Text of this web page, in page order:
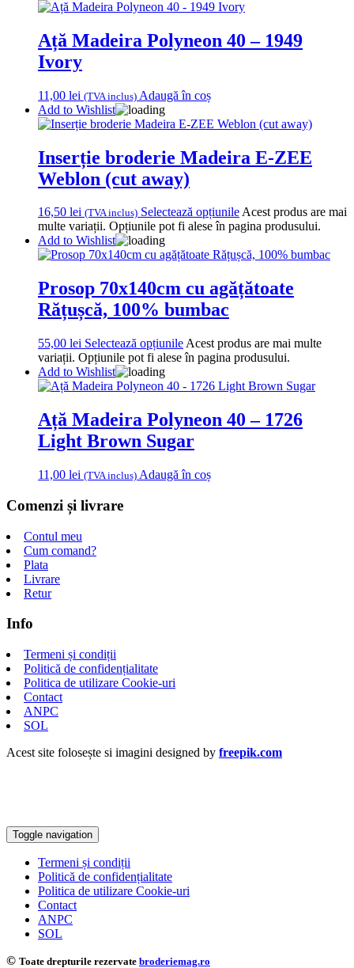
Ață Madeira Polyneon 40 – 1949
Ivory
11,00 lei (TVA inclus) Adaugă în coș
Add to Wishlist
Inserție broderie Madeira E-ZEE
Weblon (cut away)
16,50 lei (TVA inclus) Selectează opțiunileAcest produs are mai
multe variații. Opțiunile pot fi alese în pagina produsului.
Add to Wishlist
Prosop 70x140cm cu agățătoate
Rățușcă, 100% bumbac
55,00 lei Selectează opțiunile Acest produs are mai multe
variații. Opțiunile pot fi alese în pagina produsului.
Add to Wishlist
Ață Madeira Polyneon 40 – 1726
Light Brown Sugar
11,00 lei (TVA inclus) Adaugă în coș
Comenzi și livrare
Contul meu
Cum comand?
Plata
Livrare
Retur
Info
Termeni și condiții
Politică de confidențialitate
Politica de utilizare Cookie-uri
Contact
ANPC
SOL
Acest site folosește si imagini designed by freepik.com
Toggle navigation
Termeni și condiții
Politică de confidențialitate
Politica de utilizare Cookie-uri
Contact
ANPC
SOL
© Toate drepturile rezervate broderiemag.ro